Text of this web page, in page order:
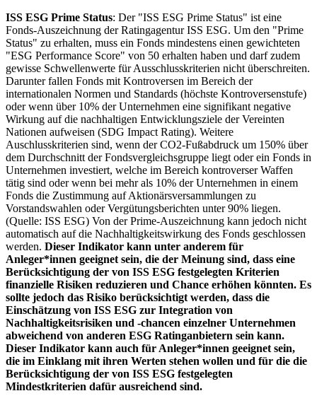
ISS ESG Prime Status: Der "ISS ESG Prime Status" ist eine
Fonds-Auszeichnung der Ratingagentur ISS ESG. Um den "Prime
Status" zu erhalten, muss ein Fonds mindestens einen gewichteten
"ESG Performance Score" von 50 erhalten haben und darf zudem
gewisse Schwellenwerte für Ausschlusskriterien nicht überschreiten.
Darunter fallen Fonds mit Kontroversen im Bereich der
internationalen Normen und Standards (höchste Kontroversenstufe)
oder wenn über 10% der Unternehmen eine signifikant negative
Wirkung auf die nachhaltigen Entwicklungsziele der Vereinten
Nationen aufweisen (SDG Impact Rating). Weitere
Auschlusskriterien sind, wenn der CO2-Fußabdruck um 150% über
dem Durchschnitt der Fondsvergleichsgruppe liegt oder ein Fonds in
Unternehmen investiert, welche im Bereich kontroverser Waffen
tätig sind oder wenn bei mehr als 10% der Unternehmen in einem
Fonds die Zustimmung auf Aktionärsversammlungen zu
Vorstandswahlen oder Vergütungsberichten unter 90% liegen.
(Quelle: ISS ESG) Von der Prime-Auszeichnung kann jedoch nicht
automatisch auf die Nachhaltigkeitswirkung des Fonds geschlossen
werden. Dieser Indikator kann unter anderem für
Anleger*innen geeignet sein, die der Meinung sind, dass eine
Berücksichtigung der von ISS ESG festgelegten Kriterien
finanzielle Risiken reduzieren und Chance erhöhen könnten. Es
sollte jedoch das Risiko berücksichtigt werden, dass die
Einschätzung von ISS ESG zur Integration von
Nachhaltigkeitsrisiken und -chancen einzelner Unternehmen
abweichend von anderen ESG Ratinganbietern sein kann.
Dieser Indikator kann auch für Anleger*innen geeignet sein,
die im Einklang mit ihren Werten stehen wollen und für die die
Berücksichtigung der von ISS ESG festgelegten
Mindestkriterien dafür ausreichend sind.